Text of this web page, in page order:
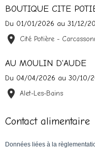
BOUTIQUE CITE
Du 01/01/2026 au 31/12/
Cité Potière -
AU MOULIN D'AUDE
Du 04/04/2026 au 30/10/
Alet-Les-Bains
Contact alimentaire
Données liées à la